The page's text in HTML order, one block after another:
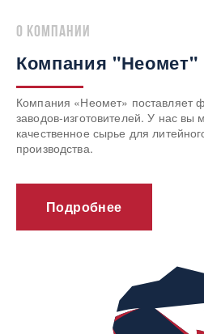
о компании
Компания "Неомет"
Компания «Неомет» поставляет
заводов-изготовителей. У нас вы
качественное сырье для
производства.
Подробнее